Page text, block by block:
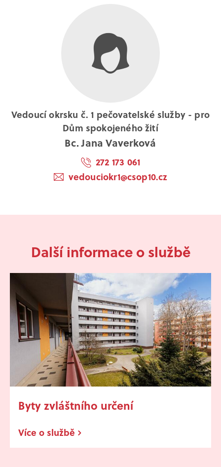
Vedoucí okrsku č. 1 pečovatelské služby - pro
Dům spokojeného žití
Bc. Jana Vaverková
272 173 061
vedouciokr1@csop10.cz
Další informace o službě
Byty zvláštního určení
Více o službě